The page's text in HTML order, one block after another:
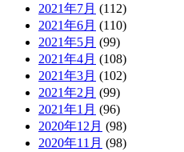
2021年7月 (112)
2021年6月 (110)
2021年5月 (99)
2021年4月 (108)
2021年3月 (102)
2021年2月 (99)
2021年1月 (96)
2020年12月 (98)
2020年11月 (98)